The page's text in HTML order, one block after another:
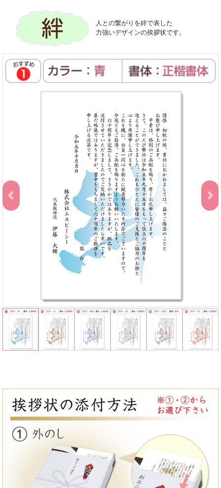
人との繋がりを絆で表した
力強いデザインの挨拶状です。